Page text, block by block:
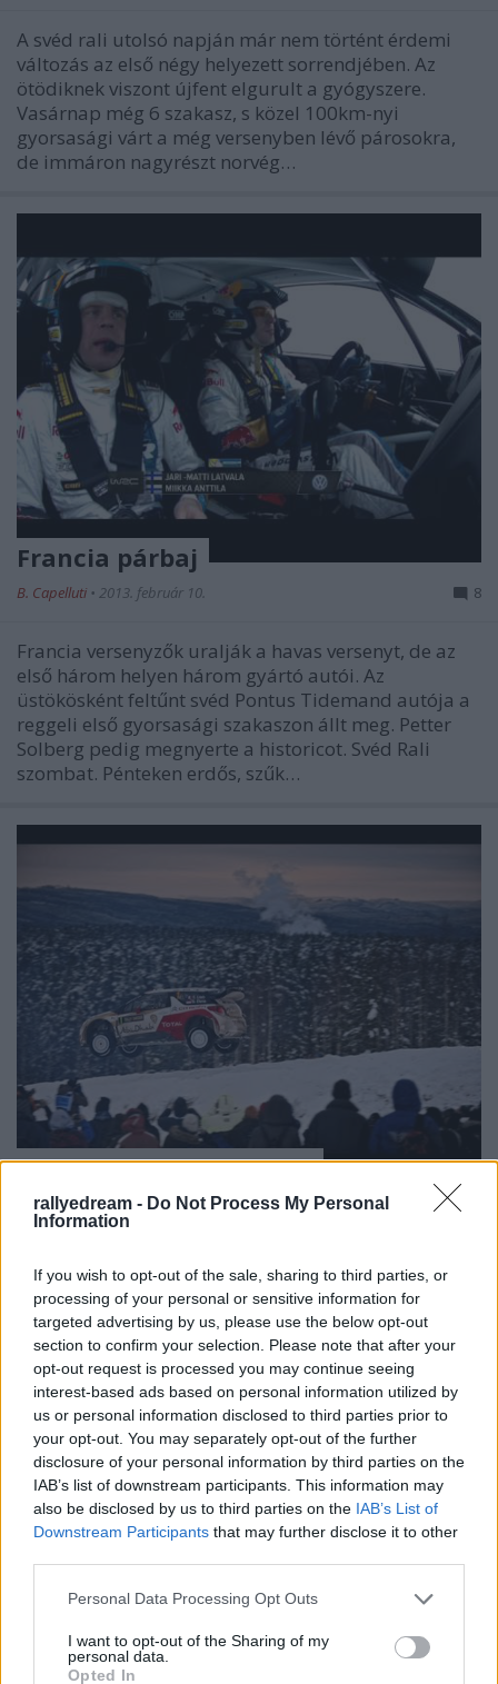
rallyedream - Do Not Process My Personal
Information
If you wish to opt-out of the sale, sharing to third parties, or
processing of your personal or sensitive information for
targeted advertising by us, please use the below opt-out
section to confirm your selection. Please note that after your
opt-out request is processed you may continue seeing
interest-based ads based on personal information utilized by
us or personal information disclosed to third parties prior to
your opt-out. You may separately opt-out of the further
disclosure of your personal information by third parties on the
IAB’s list of downstream participants. This information may
also be disclosed by us to third parties on the IAB’s List of
Downstream Participants that may further disclose it to other
Please note that this website/app uses one or more Google
not limited to your visit or usage behaviour. You may click to
grant or deny consent to Google and its third-party tags to
Personal Data Processing Opt Outs
I want to opt-out of the Sharing of my
personal data.
Opted In
A svéd rali utolsó napján már nem történt érdemi
változás az első négy helyezett sorrendjében. Az
ötödiknek viszont újfent elgurult a gyógyszere.
Vasárnap még 6 szakasz, s közel 100km-nyi
gyorsasági várt a még versenyben lévő párosokra,
de immáron nagyrészt norvég…
Francia párbaj
B. Capelluti • 2013. február 10. 8
Francia versenyzők uralják a havas versenyt, de az
első három helyen három gyártó autói. Az
üstökösként feltűnt svéd Pontus Tidemand autója a
reggeli első gyorsasági szakaszon állt meg. Petter
Solberg pedig megnyerte a historicot. Svéd Rali
szombat. Pénteken erdős, szűk…
Az ugratóverseny napja
edeleny beres•2013. február 09.
Csütörtökön lezajlott a hivatalos teszt (shakedown)
és a kvalifikáció, majd egy esti szuperspeciált is
tartottak. Pénteken viszont már komolyabb táv várt a
svéd rali mezőnyére. Két körben három-három
gyors: egy tizenöt és két…